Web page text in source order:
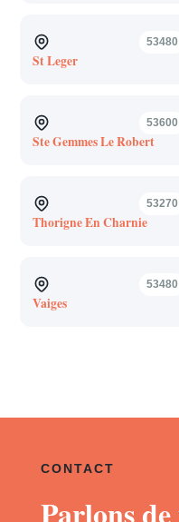
53480
St Leger
53600
Ste Gemmes Le Robert
53270
Thorigne En Charnie
53480
Vaiges
CONTACT
Parlons